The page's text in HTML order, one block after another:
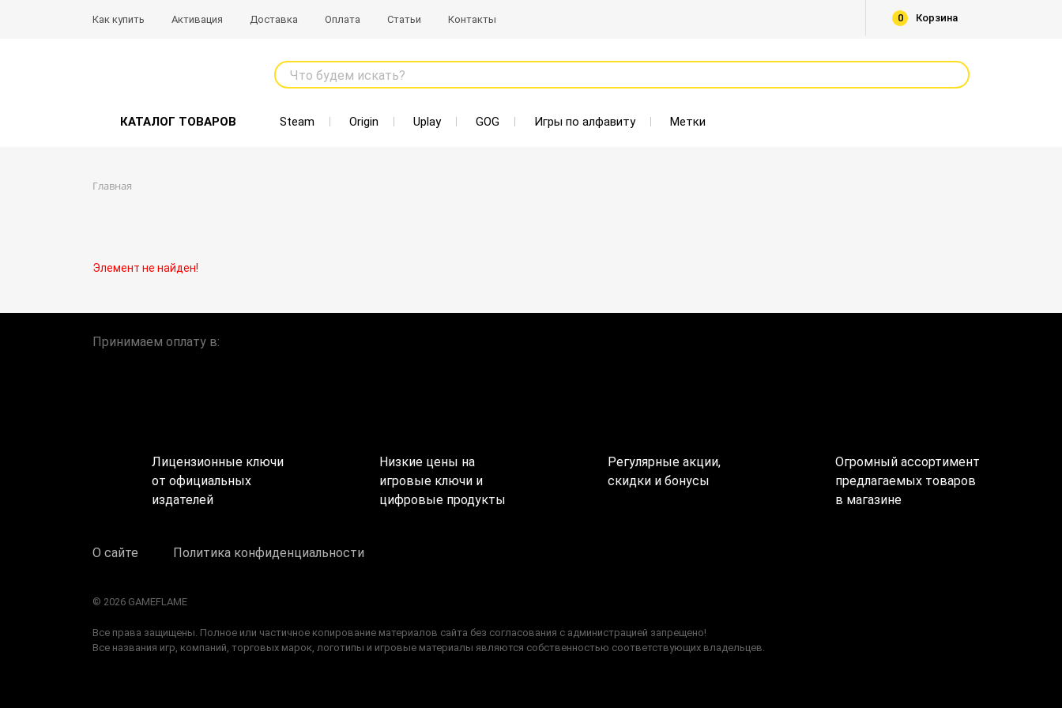
Как купить Активация Доставка Оплата Статьи Контакты Корзина
0
Что будем искать?
КАТАЛОГ ТОВАРОВ Steam Origin Uplay GOG Игры по алфавиту Метки
Главная
Элемент не найден!
Принимаем оплату в:
Лицензионные ключи
от официальных
издателей
Низкие цены на
игровые ключи и
цифровые продукты
Регулярные акции,
скидки и бонусы
Огромный ассортимент
предлагаемых товаров
в магазине
О сайте Политика конфиденциальности
© 2026 GAMEFLAME
Все права защищены. Полное или частичное копирование материалов сайта без согласования с администрацией запрещено!
Все названия игр, компаний, торговых марок, логотипы и игровые материалы являются собственностью соответствующих владельцев.